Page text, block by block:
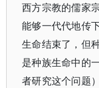
西方宗教的儒家
能够一代代地传
生命结束了，但
是种族生命中的
者研究这个问题